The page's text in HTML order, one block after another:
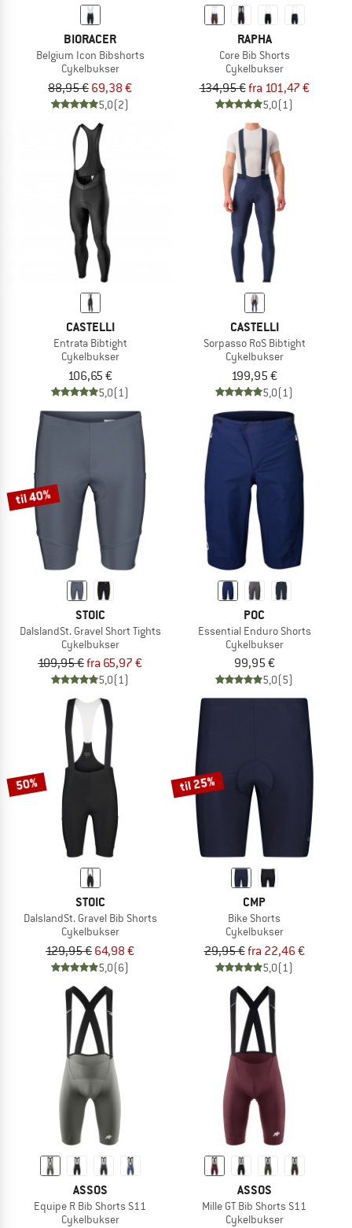
BIORACER
Belgium Icon Bibshorts
Cykelbukser
88,95 € 69,38 €
5,0(2)
RAPHA
Core Bib Shorts
Cykelbukser
134,95 €fra 101,47 €
5,0(1)
CASTELLI
Entrata Bibtight
Cykelbukser
106,65 €
5,0(1)
CASTELLI
Sorpasso RoS Bibtight
Cykelbukser
199,95 €
5,0(1)
til 40%
STOIC
DalslandSt. Gravel Short Tights
Cykelbukser
109,95 €fra 65,97 €
5,0(1)
POC
Essential Enduro Shorts
Cykelbukser
99,95 €
5,0(5)
50%
STOIC
DalslandSt. Gravel Bib Shorts
Cykelbukser
129,95 € 64,98 €
5,0(6)
til 25%
CMP
Bike Shorts
Cykelbukser
29,95 €fra 22,46 €
5,0(1)
ASSOS
Equipe R Bib Shorts S11
Cykelbukser
ASSOS
Mille GT Bib Shorts S11
Cykelbukser